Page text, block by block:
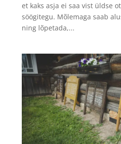
et kaks asja ei saa vist üldse
söögitegu. Mõlemaga saab
ning lõpetada,...